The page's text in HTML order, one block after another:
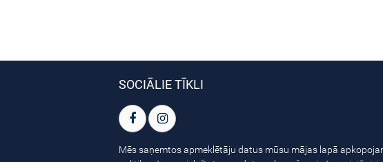
SOCIĀLIE TĪKLI
Mēs saņemtos apmeklētāju datus mūsu mājas lapā